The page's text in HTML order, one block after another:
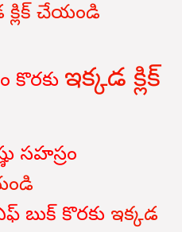
క్లిక్ చేయండి
కొరకు ఇక్కడ క్లిక్
సహస్రం
బుక్ కొరకు ఇక్కడ